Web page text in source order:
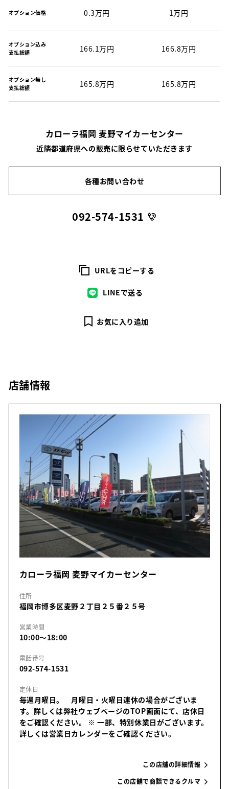
オプション価格 0.3万円 1万円
オプション込み
支払総額
166.1万円 166.8万円
オプション無し
支払総額
165.8万円 165.8万円
カローラ福岡 麦野マイカーセンター
近隣都道府県への販売に限らせていただきます
各種お問い合わせ
092-574-1531
URLをコピーする
LINEで送る
お気に入り追加
店舗情報
カローラ福岡 麦野マイカーセンター
住所
福岡市博多区麦野２丁目２５番２５号
営業時間
10:00～18:00
電話番号
092-574-1531
定休日
毎週月曜日。 月曜日・火曜日連休の場合がございま
す。詳しくは弊社ウェブページのTOP画面にて、店休日
をご確認ください。 ※ 一部、特別休業日がございます。
詳しくは営業日カレンダーをご確認ください。
この店舗の詳細情報
この店舗で商談できるクルマ